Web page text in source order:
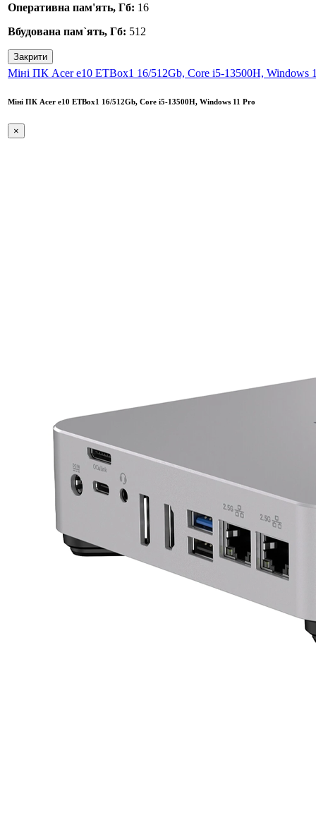
Оперативна пам'ять, Гб: 16
Вбудована пам`ять, Гб: 512
Закрити
Міні ПК Acer e10 ETBox1 16/512Gb, Core i5-13500H, Windows
Міні ПК Acer e10 ETBox1 16/512Gb, Core i5-13500H, Windows 11 Pro
×